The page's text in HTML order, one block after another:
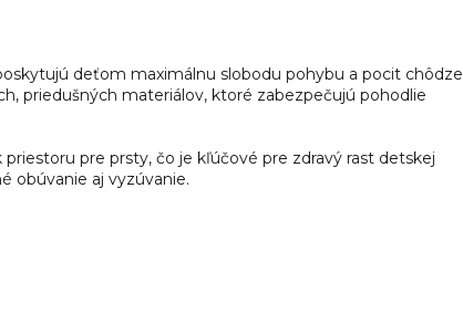
deťom maximálnu slobodu pohybu a pocit chôdze
priedušných materiálov, ktoré zabezpečujú pohodlie
pre prsty, čo je kľúčové pre zdravý rast detskej
obúvanie aj vyzúvanie.